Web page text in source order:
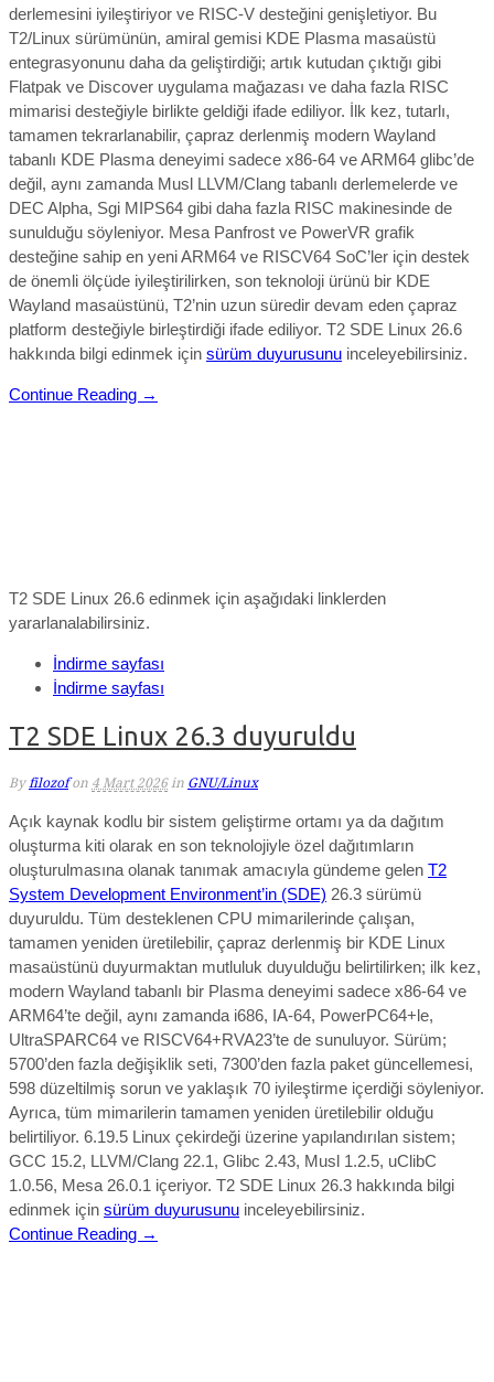
derlemesini iyileştiriyor ve RISC-V desteğini genişletiyor. Bu
T2/Linux sürümünün, amiral gemisi KDE Plasma masaüstü
entegrasyonunu daha da geliştirdiği; artık kutudan çıktığı gibi
Flatpak ve Discover uygulama mağazası ve daha fazla RISC
mimarisi desteğiyle birlikte geldiği ifade ediliyor. İlk kez, tutarlı,
tamamen tekrarlanabilir, çapraz derlenmiş modern Wayland
tabanlı KDE Plasma deneyimi sadece x86-64 ve ARM64 glibc’de
değil, aynı zamanda Musl LLVM/Clang tabanlı derlemelerde ve
DEC Alpha, Sgi MIPS64 gibi daha fazla RISC makinesinde de
sunulduğu söyleniyor. Mesa Panfrost ve PowerVR grafik
desteğine sahip en yeni ARM64 ve RISCV64 SoC’ler için destek
de önemli ölçüde iyileştirilirken, son teknoloji ürünü bir KDE
Wayland masaüstünü, T2’nin uzun süredir devam eden çapraz
platform desteğiyle birleştirdiği ifade ediliyor. T2 SDE Linux 26.6
hakkında bilgi edinmek için sürüm duyurusunu inceleyebilirsiniz.
Continue Reading →
T2 SDE Linux 26.6 edinmek için aşağıdaki linklerden
yararlanalabilirsiniz.
İndirme sayfası
İndirme sayfası
T2 SDE Linux 26.3 duyuruldu
By filozof on 4 Mart 2026 in GNU/Linux
Açık kaynak kodlu bir sistem geliştirme ortamı ya da dağıtım
oluşturma kiti olarak en son teknolojiyle özel dağıtımların
oluşturulmasına olanak tanımak amacıyla gündeme gelen T2
System Development Environment’in (SDE) 26.3 sürümü
duyuruldu. Tüm desteklenen CPU mimarilerinde çalışan,
tamamen yeniden üretilebilir, çapraz derlenmiş bir KDE Linux
masaüstünü duyurmaktan mutluluk duyulduğu belirtilirken; ilk kez,
modern Wayland tabanlı bir Plasma deneyimi sadece x86-64 ve
ARM64’te değil, aynı zamanda i686, IA-64, PowerPC64+le,
UltraSPARC64 ve RISCV64+RVA23’te de sunuluyor. Sürüm;
5700’den fazla değişiklik seti, 7300’den fazla paket güncellemesi,
598 düzeltilmiş sorun ve yaklaşık 70 iyileştirme içerdiği söyleniyor.
Ayrıca, tüm mimarilerin tamamen yeniden üretilebilir olduğu
belirtiliyor. 6.19.5 Linux çekirdeği üzerine yapılandırılan sistem;
GCC 15.2, LLVM/Clang 22.1, Glibc 2.43, Musl 1.2.5, uClibC
1.0.56, Mesa 26.0.1 içeriyor. T2 SDE Linux 26.3 hakkında bilgi
edinmek için sürüm duyurusunu inceleyebilirsiniz.
Continue Reading →